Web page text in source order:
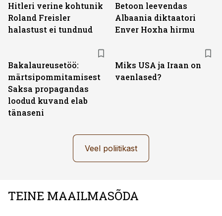
Hitleri verine kohtunik
Roland Freisler
halastust ei tundnud
Betoon leevendas
Albaania diktaatori
Enver Hoxha hirmu
Bakalaureusetöö:
märtsipommitamisest
Saksa propagandas
loodud kuvand elab
tänaseni
Miks USA ja Iraan on
vaenlased?
Veel poliitikast
TEINE MAAILMASÕDA